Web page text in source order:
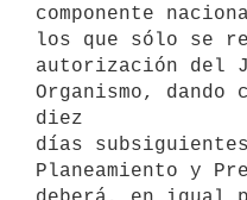
componente
los que sólo se
autorización del
Organismo,
diez
días
Planeamiento y